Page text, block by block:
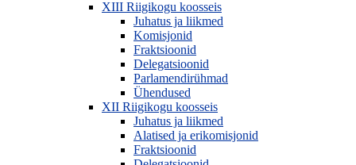
XIII Riigikogu koosseis
Juhatus ja liikmed
Komisjonid
Fraktsioonid
Delegatsioonid
Parlamendirühmad
Ühendused
XII Riigikogu koosseis
Juhatus ja liikmed
Alatised ja erikomisjonid
Fraktsioonid